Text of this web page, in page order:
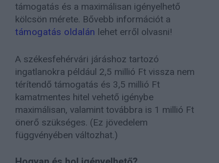
támogatás és a maximálisan igényelhető
kölcsön mérete. Bővebb információt a
támogatás oldalán lehet erről olvasni!
A székesfehérvári járáshoz tartozó
ingatlanokra például 2,5 millió Ft vissza nem
térítendő támogatás és 3,5 millió Ft
kamatmentes hitel vehető igénybe
maximálisan, valamint továbbra is 1 millió Ft
önerő szükséges. (Ez jövedelem
függvényében változhat.)